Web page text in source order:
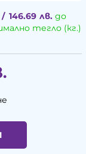
/ 146.69 лв.до
тегло (кг.)